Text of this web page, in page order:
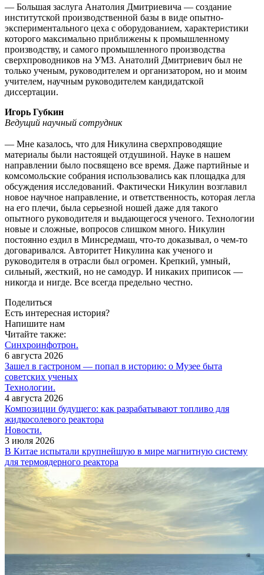
— Большая заслуга Анатолия Дмитриевича — создание
институтской производственной базы в виде опытно-
экспериментального цеха с оборудованием, характеристики
которого максимально приближены к промышленному
производству, и самого промышленного производства
сверхпроводников на УМЗ. Анатолий Дмитриевич был не
только ученым, руководителем и организатором, но и моим
учителем, научным руководителем кандидатской
диссертации.
Игорь Губкин
Ведущий научный сотрудник
— Мне казалось, что для Никулина сверхпроводящие
материалы были настоящей отдушиной. Науке в нашем
направлении было посвящено все время. Даже партийные и
комсомольские собрания использовались как площадка для
обсуждения исследований. Фактически Никулин возглавил
новое научное направление, и ответственность, которая легла
на его плечи, была серьезной ношей даже для такого
опытного руководителя и выдающегося ученого. Технологии
новые и сложные, вопросов слишком много. Никулин
постоянно ездил в Минсредмаш, что-то доказывал, о чем-то
договаривался. Авторитет Никулина как ученого и
руководителя в отрасли был огромен. Крепкий, умный,
сильный, жесткий, но не самодур. И никаких приписок —
никогда и нигде. Все всегда предельно честно.
Поделиться
Есть интересная история?
Напишите нам
Читайте также:
Синхроинфотрон.
6 августа 2026
Зашел в гастроном — попал в историю: о Музее быта
советских ученых
Технологии.
4 августа 2026
Композиции будущего: как разрабатывают топливо для
жидкосолевого реактора
Новости.
3 июля 2026
В Китае испытали крупнейшую в мире магнитную систему
для термоядерного реактора